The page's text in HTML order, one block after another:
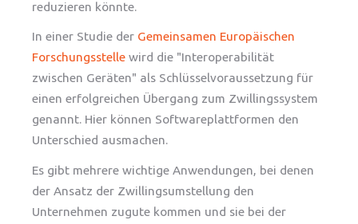
reduzieren könnte.
In einer Studie der Gemeinsamen Europäischen
Forschungsstelle wird die "Interoperabilität
zwischen Geräten" als Schlüsselvoraussetzung für
einen erfolgreichen Übergang zum Zwillingssystem
genannt. Hier können Softwareplattformen den
Unterschied ausmachen.
Es gibt mehrere wichtige Anwendungen, bei denen
der Ansatz der Zwillingsumstellung den
Unternehmen zugute kommen und sie bei der